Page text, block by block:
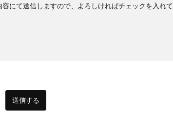
にて送信しますので、よろしければチェックを入れて